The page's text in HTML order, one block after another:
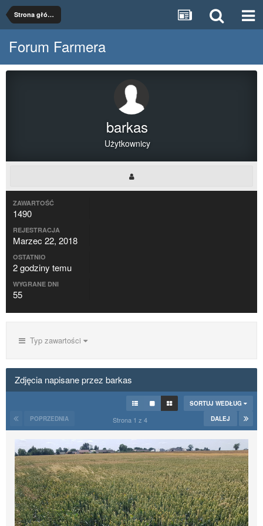
Strona główna
Forum Farmera
barkas
Użytkownicy
ZAWARTOŚĆ
1490
REJESTRACJA
Marzec 22, 2018
OSTATNIO
2 godziny temu
WYGRANE DNI
55
Typ zawartości
Zdjęcia napisane przez barkas
SORTUJ WEDŁUG
POPRZEDNIA
DALEJ
Strona 1 z 4